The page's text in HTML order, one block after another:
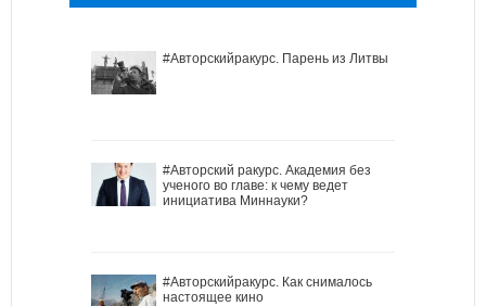
#Авторскийракурс. Парень из Литвы
#Авторский ракурс. Академия без
ученого во главе: к чему ведет
инициатива Миннауки?
#Авторскийракурс. Как снималось
настоящее кино